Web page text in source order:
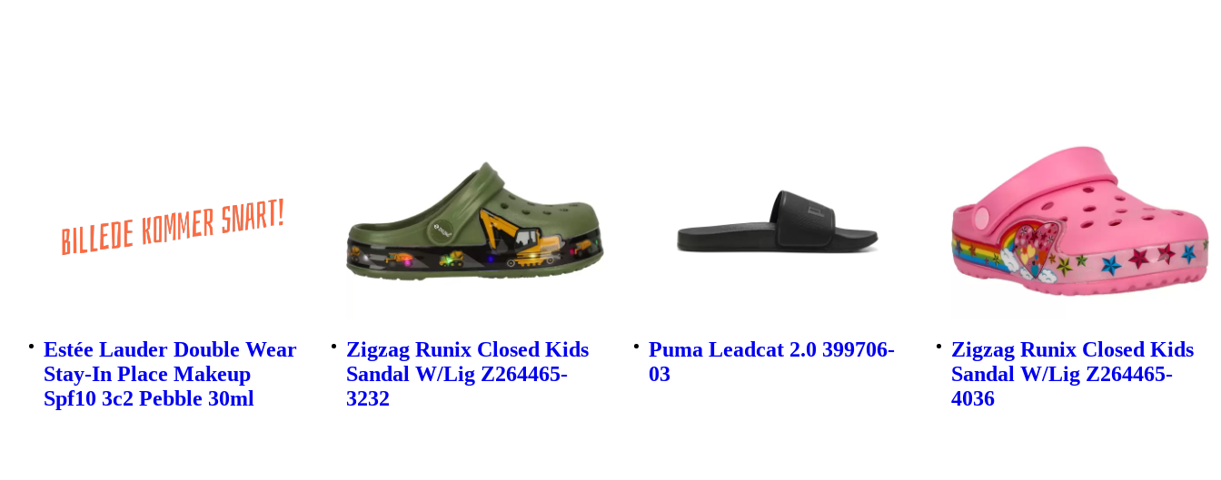
Estée Lauder Double Wear
Stay-In Place Makeup
Spf10 3c2 Pebble 30ml
Zigzag Runix Closed Kids
Sandal W/Lig Z264465-
3232
Puma Leadcat 2.0 399706-
03
Zigzag Runix Closed Kids
Sandal W/Lig Z264465-
4036